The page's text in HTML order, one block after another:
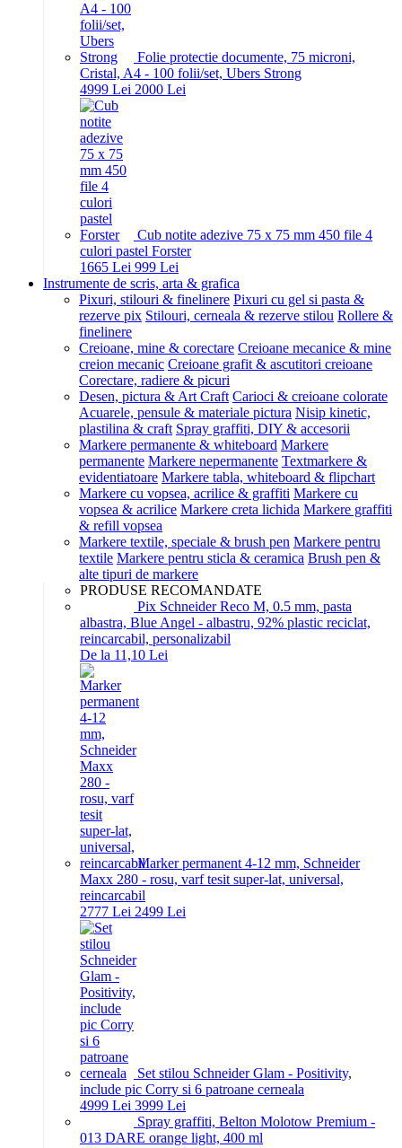
Folie protectie documente, 75 microni,
Cristal, A4 - 100 folii/set, Ubers Strong
4999 Lei 2000 Lei
Cub notite adezive 75 x 75 mm 450 file 4
culori pastel Forster
1665 Lei 999 Lei
Instrumente de scris, arta & grafica
Pixuri, stilouri & finelinere Pixuri cu gel si pasta &
rezerve pix Stilouri, cerneala & rezerve stilou Rollere &
finelinere
Creioane, mine & corectare Creioane mecanice & mine
creion mecanic Creioane grafit & ascutitori creioane
Corectare, radiere & picuri
Desen, pictura & Art Craft Carioci & creioane colorate
Acuarele, pensule & materiale pictura Nisip kinetic,
plastilina & craft Spray graffiti, DIY & accesorii
Markere permanente & whiteboard Markere
permanente Markere nepermanente Textmarkere &
evidentiatoare Markere tabla, whiteboard & flipchart
Markere cu vopsea, acrilice & graffiti Markere cu
vopsea & acrilice Markere creta lichida Markere graffiti
& refill vopsea
Markere textile, speciale & brush pen Markere pentru
textile Markere pentru sticla & ceramica Brush pen &
alte tipuri de markere
PRODUSE RECOMANDATE
Pix Schneider Reco M, 0.5 mm, pasta
albastra, Blue Angel - albastru, 92% plastic reciclat,
reincarcabil, personalizabil
De la 11,10 Lei
Marker permanent 4-12 mm, Schneider
Maxx 280 - rosu, varf tesit super-lat, universal,
reincarcabil
2777 Lei 2499 Lei
Set stilou Schneider Glam - Positivity,
include pic Corry si 6 patroane cerneala
4999 Lei 3999 Lei
Spray graffiti, Belton Molotow Premium -
013 DARE orange light, 400 ml